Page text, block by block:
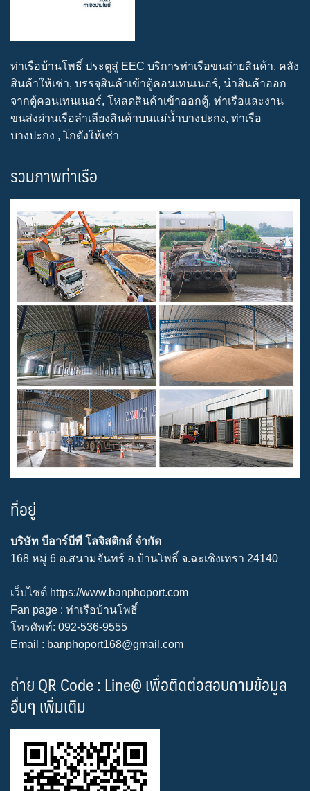
ท่าเรือบ้านโพธิ์ ประตูสู่ EEC บริการท่าเรือขนถ่ายสินค้า, คลัง
สินค้าให้เช่า, บรรจุสินค้าเข้าตู้คอนเทนเนอร์, นำสินค้าออก
จากตู้คอนเทนเนอร์, โหลดสินค้าเข้าออกตู้, ท่าเรือและงาน
ขนส่งผ่านเรือลำเลียงสินค้าบนแม่น้ำบางปะกง, ท่าเรือ
บางปะกง , โกดังให้เช่า
รวมภาพท่าเรือ
ที่อยู่
บริษัท บีอาร์บีพี โลจิสติกส์ จำกัด
168 หมู่ 6 ต.สนามจันทร์ อ.บ้านโพธิ์ จ.ฉะเชิงเทรา 24140
เว็บไซต์ https://www.banphoport.com
Fan page : ท่าเรือบ้านโพธิ์
โทรศัพท์: 092-536-9555
Email : banphoport168@gmail.com
ถ่าย QR Code : Line@ เพื่อติดต่อสอบถามข้อมูล
อื่นๆ เพิ่มเติม